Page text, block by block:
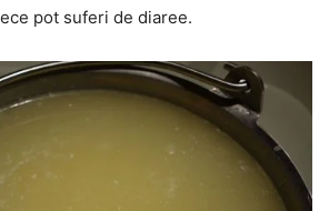
pot suferi de diaree.